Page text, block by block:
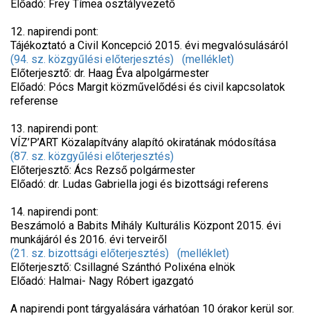
Előadó: Frey Tímea osztályvezető
12. napirendi pont:
Tájékoztató a Civil Koncepció 2015. évi megvalósulásáról
(94. sz. közgyűlési előterjesztés)
(melléklet)
Előterjesztő: dr. Haag Éva alpolgármester
Előadó: Pócs Margit közművelődési és civil kapcsolatok
referense
13. napirendi pont:
VÍZ’P’ART Közalapítvány alapító okiratának módosítása
(87. sz. közgyűlési előterjesztés)
Előterjesztő: Ács Rezső polgármester
Előadó: dr. Ludas Gabriella jogi és bizottsági referens
14. napirendi pont:
Beszámoló a Babits Mihály Kulturális Központ 2015. évi
munkájáról és 2016. évi terveiről
(21. sz. bizottsági előterjesztés)
(melléklet)
Előterjesztő: Csillagné Szánthó Polixéna elnök
Előadó: Halmai- Nagy Róbert igazgató
A napirendi pont tárgyalására várhatóan 10 órakor kerül sor.